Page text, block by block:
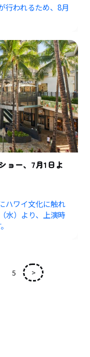
行われるため、8月
ョー、7月1日よ
ハワイ文化に触れ
水）より、上演時
5 >